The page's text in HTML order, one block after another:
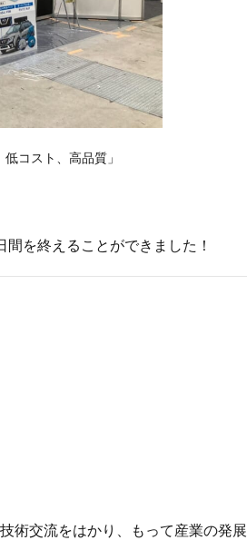
コスト、高品質」
を終えることができました！
術交流をはかり、もって産業の発展